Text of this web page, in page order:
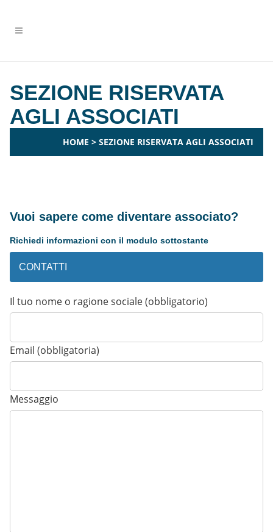
SEZIONE RISERVATA
AGLI ASSOCIATI
HOME > SEZIONE RISERVATA AGLI ASSOCIATI
Vuoi sapere come diventare associato?
Richiedi informazioni con il modulo sottostante
CONTATTI
Il tuo nome o ragione sociale (obbligatorio)
Email (obbligatoria)
Messaggio